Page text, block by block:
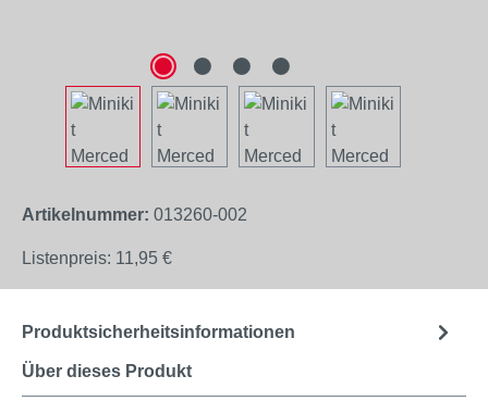
Artikelnummer: 013260-002
Listenpreis: 11,95 €
Über dieses Produkt
Produktsicherheitsinformationen